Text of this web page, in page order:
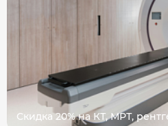
Скидка 20% на КТ, МРТ,